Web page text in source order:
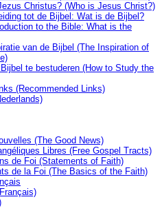
Christus? (Who is Jesus Christ?)
tot de Bijbel: Wat is de Bijbel?
to the Bible: What is the
van de Bijbel (The Inspiration of
te bestuderen (How to Study the
(Recommended Links)
(The Good News)
Libres (Free Gospel Tracts)
de Foi (Statements of Faith)
de la Foi (The Basics of the Faith)